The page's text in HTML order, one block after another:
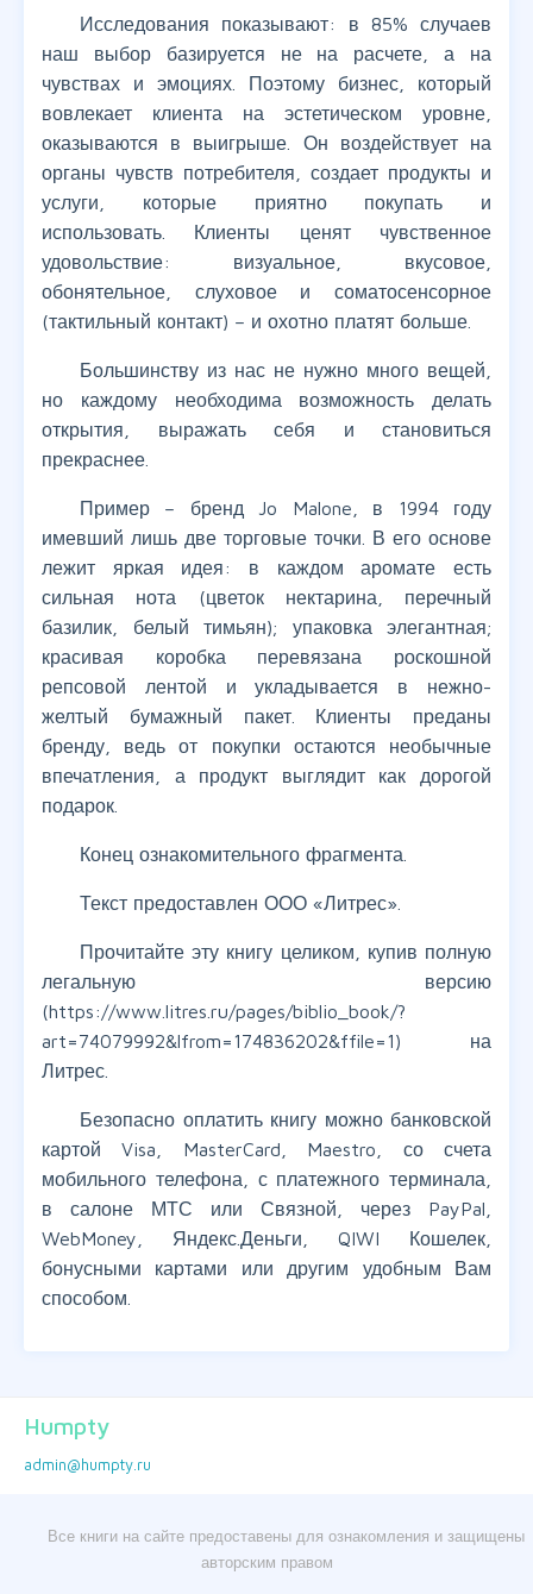
Исследования показывают: в 85% случаев
наш выбор базируется не на расчете, а на
чувствах и эмоциях. Поэтому бизнес, который
вовлекает клиента на эстетическом уровне,
оказываются в выигрыше. Он воздействует на
органы чувств потребителя, создает продукты и
услуги, которые приятно покупать и
использовать. Клиенты ценят чувственное
удовольствие: визуальное, вкусовое,
обонятельное, слуховое и соматосенсорное
(тактильный контакт) – и охотно платят больше.
Большинству из нас не нужно много вещей,
но каждому необходима возможность делать
открытия, выражать себя и становиться
прекраснее.
Пример – бренд Jo Malone, в 1994 году
имевший лишь две торговые точки. В его основе
лежит яркая идея: в каждом аромате есть
сильная нота (цветок нектарина, перечный
базилик, белый тимьян); упаковка элегантная;
красивая коробка перевязана роскошной
репсовой лентой и укладывается в нежно-
желтый бумажный пакет. Клиенты преданы
бренду, ведь от покупки остаются необычные
впечатления, а продукт выглядит как дорогой
подарок.
Конец ознакомительного фрагмента.
Текст предоставлен ООО «Литрес».
Прочитайте эту книгу целиком, купив полную
легальную версию
(https://www.litres.ru/pages/biblio_book/?
art=74079992&lfrom=174836202&ffile=1) на
Литрес.
Безопасно оплатить книгу можно банковской
картой Visa, MasterCard, Maestro, со счета
мобильного телефона, с платежного терминала,
в салоне МТС или Связной, через PayPal,
WebMoney, Яндекс.Деньги, QIWI Кошелек,
бонусными картами или другим удобным Вам
способом.
Humpty
admin@humpty.ru
Все книги на сайте предоставены для ознакомления и защищены
авторским правом